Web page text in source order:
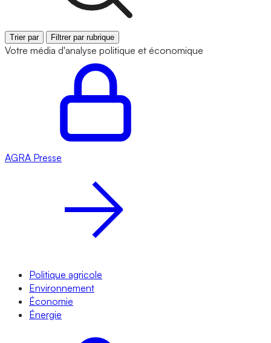
Trier par Filtrer par rubrique
Votre média d'analyse politique et économique
AGRA Presse
Politique agricole
Environnement
Économie
Énergie